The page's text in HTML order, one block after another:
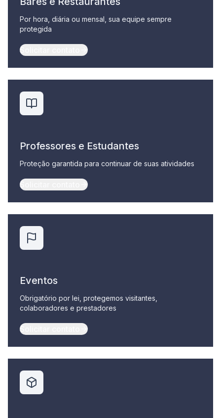
Por hora, diária ou mensal, sua equipe sempre
protegida
Solicitar contato
Professores e Estudantes
Proteção garantida para continuar de suas atividades
Solicitar contato
Eventos
Obrigatório por lei, protegemos visitantes,
colaboradores e prestadores
Solicitar contato